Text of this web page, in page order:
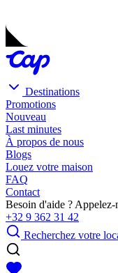
Destinations
Promotions
Nouveau
Last minutes
À propos de nous
Blogs
Louez votre maison
FAQ
Contact
Besoin d'aide ? Appelez-
+32 9 362 31 42
Recherchez votre